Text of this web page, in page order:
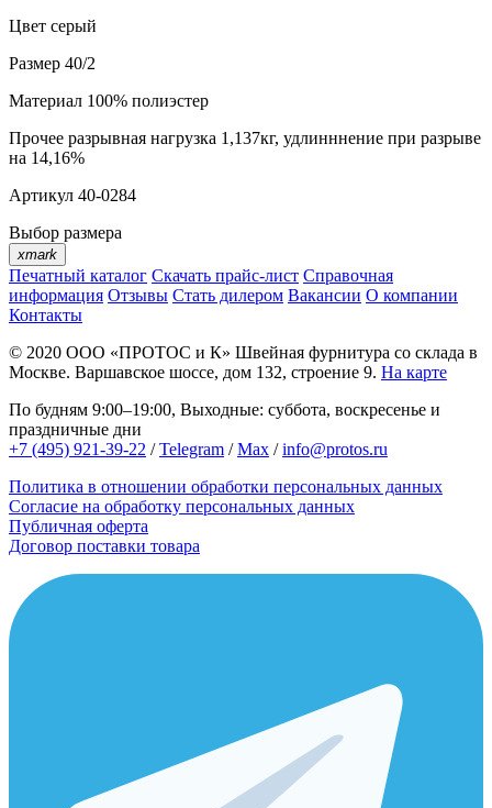
Цвет серый
Размер 40/2
Материал 100% полиэстер
Прочее разрывная нагрузка 1,137кг, удлинннение при разрыве
на 14,16%
Артикул 40-0284
Выбор размера
xmark
Печатный каталог Скачать прайс-лист Справочная
информация Отзывы Стать дилером Вакансии О компании
Контакты
© 2020 ООО «ПРОТОС и К» Швейная фурнитура со склада в
Москве. Варшавское шоссе, дом 132, строение 9. На карте
По будням 9:00–19:00, Выходные: суббота, воскресенье и
праздничные дни
+7 (495) 921-39-22 /Telegram /Max /info@protos.ru
Политика в отношении обработки персональных данных
Согласие на обработку персональных данных
Публичная оферта
Договор поставки товара